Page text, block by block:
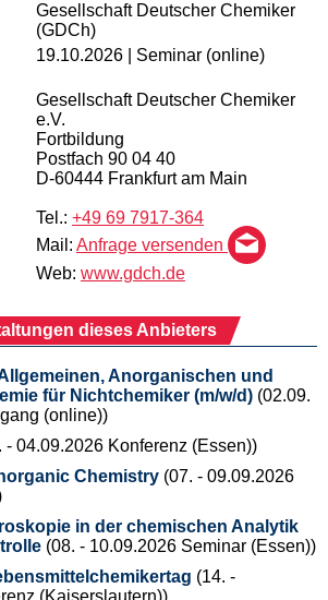
Gesellschaft Deutscher Chemiker
(GDCh)
19.10.2026 | Seminar (online)
Gesellschaft Deutscher Chemiker
e.V.
Fortbildung
Postfach 90 04 40
D-60444 Frankfurt am Main
Tel.: +49 69 7917-364
Mail: Anfrage versenden
Web: www.gdch.de
dieses Anbieters
Anorganischen und
für Nichtchemiker (m/w/d) (02.09.
(online))
- 04.09.2026 Konferenz (Essen))
Chemistry (07. - 09.09.2026
in der chemischen Analytik
(08. - 10.09.2026 Seminar (Essen))
(14. -